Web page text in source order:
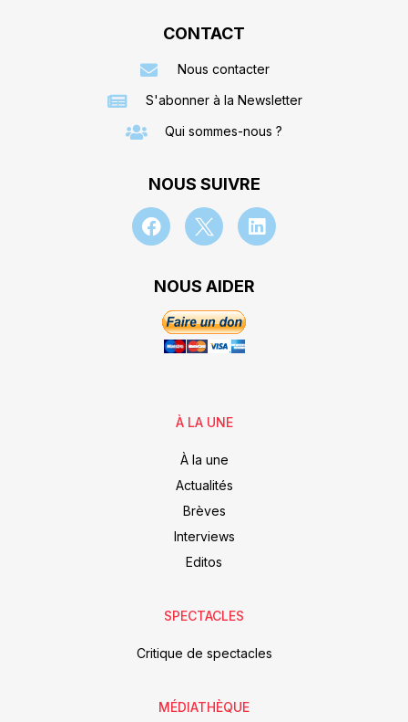
CONTACT
Nous contacter
S'abonner à la Newsletter
Qui sommes-nous ?
NOUS SUIVRE
NOUS AIDER
À LA UNE
À la une
Actualités
Brèves
Interviews
Editos
SPECTACLES
Critique de spectacles
MÉDIATHÈQUE